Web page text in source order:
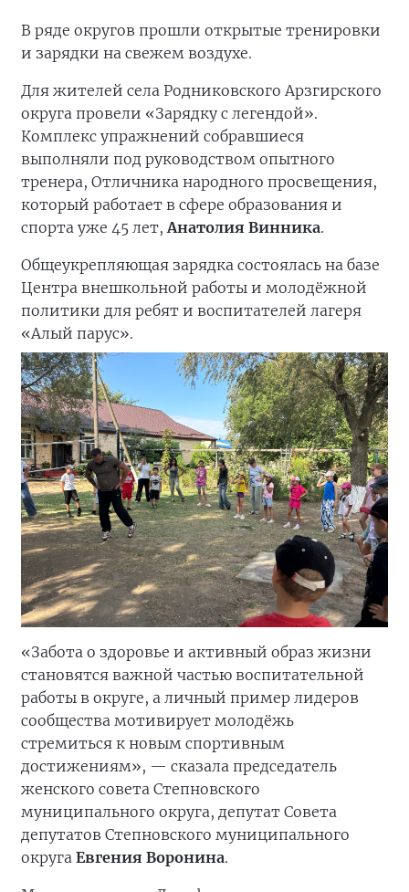
В ряде округов прошли открытые тренировки
и зарядки на свежем воздухе.
Для жителей села Родниковского Арзгирского
округа провели «Зарядку с легендой».
Комплекс упражнений собравшиеся
выполняли под руководством опытного
тренера, Отличника народного просвещения,
который работает в сфере образования и
спорта уже 45 лет, Анатолия Винника.
Общеукрепляющая зарядка состоялась на базе
Центра внешкольной работы и молодёжной
политики для ребят и воспитателей лагеря
«Алый парус».
«Забота о здоровье и активный образ жизни
становятся важной частью воспитательной
работы в округе, а личный пример лидеров
сообщества мотивирует молодёжь
стремиться к новым спортивным
достижениям», — сказала председатель
женского совета Степновского
муниципального округа, депутат Совета
депутатов Степновского муниципального
округа Евгения Воронина.